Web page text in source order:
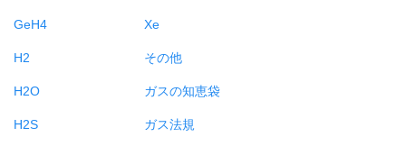
GeH4
H2
H2O
H2S
Xe
その他
ガスの知恵袋
ガス法規